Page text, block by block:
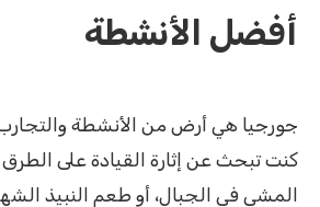
أفضل الأنشطة
جورجيا هي أرض من الأنشطة
كنت تبحث عن إثارة القيادة على الطرق
المشي في الجبال، أو طعم النبيذ